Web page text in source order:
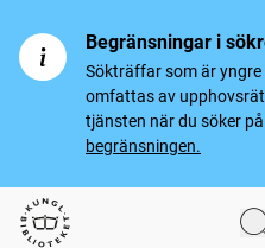
Begränsningar i
Sökträffar som är yngre
omfattas av
tjänsten när du söker
begränsningen.
Svenska tidningar